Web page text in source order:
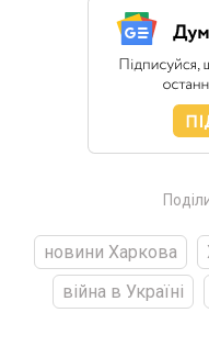
новини Харкова
війна в Україні